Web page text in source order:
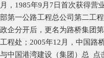
月，1985年9月7日首次获得营
部第一公路工程总公司第二工
政企分开后，更名为路桥集团
工程处；2005年12月，中国路
与中国港湾建设（集团）总
点